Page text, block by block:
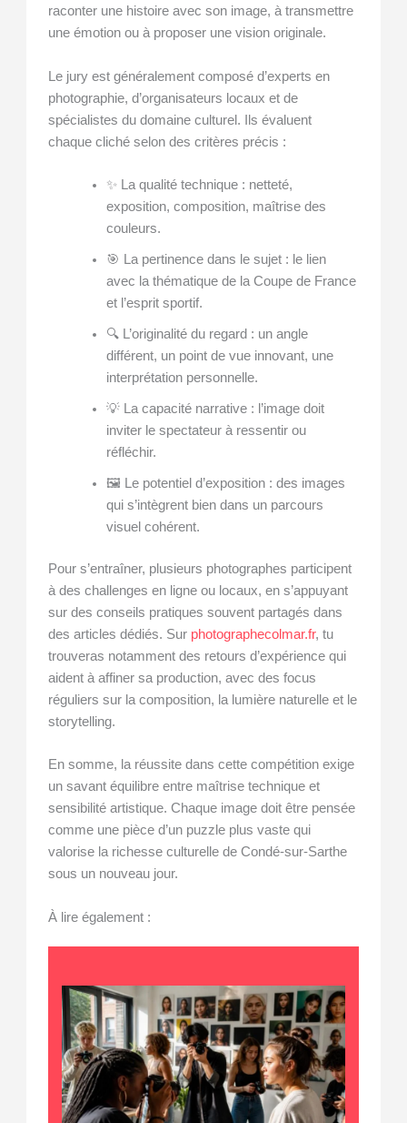
raconter une histoire avec son image, à transmettre
une émotion ou à proposer une vision originale.
Le jury est généralement composé d’experts en
photographie, d’organisateurs locaux et de
spécialistes du domaine culturel. Ils évaluent
chaque cliché selon des critères précis :
✨ La qualité technique : netteté,
exposition, composition, maîtrise des
couleurs.
🎯 La pertinence dans le sujet : le lien
avec la thématique de la Coupe de France
et l’esprit sportif.
🔍 L’originalité du regard : un angle
différent, un point de vue innovant, une
interprétation personnelle.
💡 La capacité narrative : l’image doit
inviter le spectateur à ressentir ou
réfléchir.
🖼️ Le potentiel d’exposition : des images
qui s’intègrent bien dans un parcours
visuel cohérent.
Pour s’entraîner, plusieurs photographes participent
à des challenges en ligne ou locaux, en s’appuyant
sur des conseils pratiques souvent partagés dans
des articles dédiés. Sur photographecolmar.fr, tu
trouveras notamment des retours d’expérience qui
aident à affiner sa production, avec des focus
réguliers sur la composition, la lumière naturelle et le
storytelling.
En somme, la réussite dans cette compétition exige
un savant équilibre entre maîtrise technique et
sensibilité artistique. Chaque image doit être pensée
comme une pièce d’un puzzle plus vaste qui
valorise la richesse culturelle de Condé-sur-Sarthe
sous un nouveau jour.
À lire également :